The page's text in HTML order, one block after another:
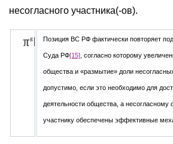
несогласного участника(-ов).
Позиция ВС РФ фактически повторяет
Суда РФ[15], согласно которому
общества и «размытие» доли
допустимо, если это необходимо для
деятельности общества, а несогласному
участнику обеспечены эффективные